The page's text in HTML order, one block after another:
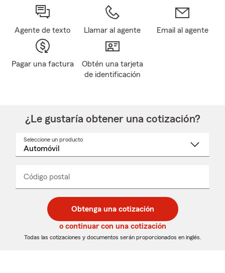
Agente de texto Llamar al agente Email al agente
Pagar una factura
Obtén una tarjeta
de identificación
¿Le gustaría obtener una cotización?
Seleccione un producto
desplegable
Código postal
de
5
dígitos
de
5
dígitos
_____
Obtenga una cotización
o continuar con una cotización
Todas las cotizaciones y documentos serán proporcionados en inglés.